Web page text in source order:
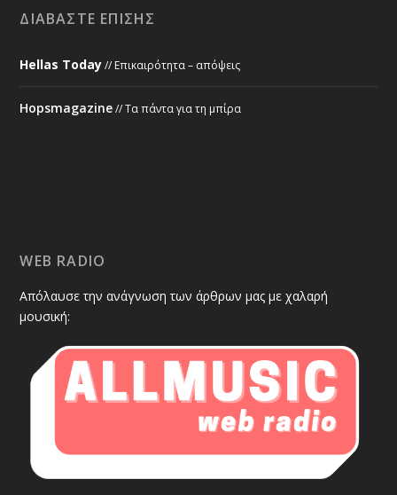
ΔΙΑΒΆΣΤΕ ΕΠΊΣΗΣ
Hellas Today// Επικαιρότητα – απόψεις
Hopsmagazine// Τα πάντα για τη μπίρα
WEB RADIO
Απόλαυσε την ανάγνωση των άρθρων μας με χαλαρή
μουσική: